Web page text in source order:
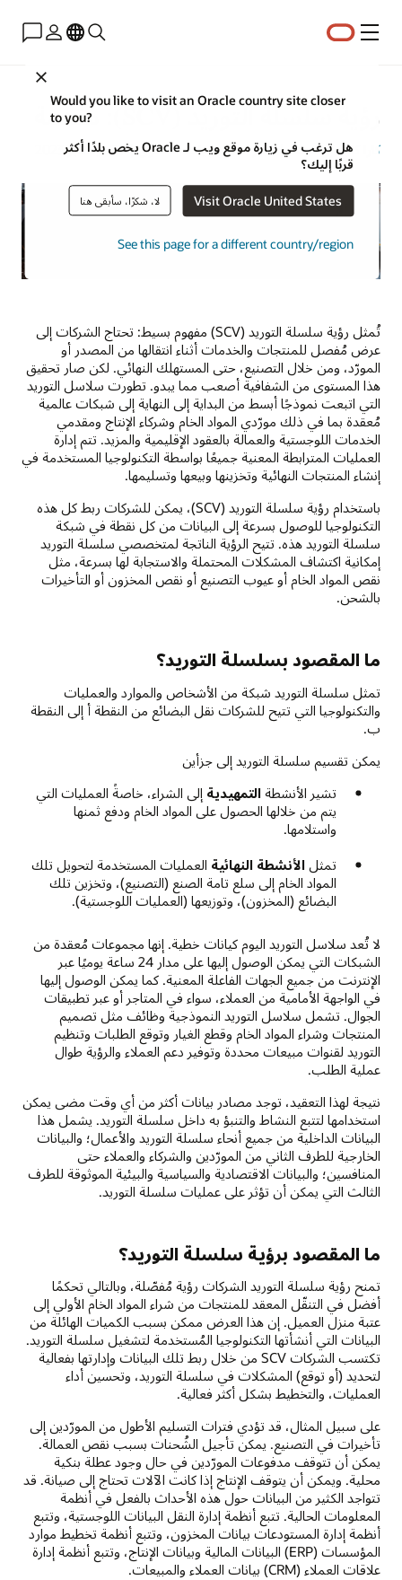
القائمة
Would you like to visit an Oracle country site closer
to you?
هل ترغب في زيارة موقع ويب لـ Oracle يخص بلدًا أكثر
قربًا إليك؟
Visit Oracle United States لا، شكرًا، سأبقى هنا
See this page for a different country/region
رؤية سلسلة التوريد (SCV): مقدمة
كارا كلينتون فولمر| خبير استراتيجيات المحتوى | 20 ديسمبر 2023
تُمثل رؤية سلسلة التوريد (SCV) مفهوم بسيط: تحتاج الشركات إلى
عرض مُفصل للمنتجات والخدمات أثناء انتقالها من المصدر أو
المورّد، ومن خلال التصنيع، حتى المستهلك النهائي. لكن صار تحقيق
هذا المستوى من الشفافية أصعب مما يبدو. تطورت سلاسل التوريد
التي اتبعت نموذجًا أبسط من البداية إلى النهاية إلى شبكات عالمية
مُعقدة بما في ذلك مورّدي المواد الخام وشركاء الإنتاج ومقدمي
الخدمات اللوجستية والعمالة بالعقود الإقليمية والمزيد. تتم إدارة
العمليات المترابطة المعنية جميعًا بواسطة التكنولوجيا المستخدمة في
إنشاء المنتجات النهائية وتخزينها وبيعها وتسليمها.
باستخدام رؤية سلسلة التوريد (SCV)، يمكن للشركات ربط كل هذه
التكنولوجيا للوصول بسرعة إلى البيانات من كل نقطة في شبكة
سلسلة التوريد هذه. تتيح الرؤية الناتجة لمتخصصي سلسلة التوريد
إمكانية اكتشاف المشكلات المحتملة والاستجابة لها بسرعة، مثل
نقص المواد الخام أو عيوب التصنيع أو نقص المخزون أو التأخيرات
بالشحن.
ما المقصود بسلسلة التوريد؟
تمثل سلسلة التوريد شبكة من الأشخاص والموارد والعمليات
والتكنولوجيا التي تتيح للشركات نقل البضائع من النقطة أ إلى النقطة
ب.
يمكن تقسيم سلسلة التوريد إلى جزأين
تشير الأنشطة التمهيدية إلى الشراء، خاصةً العمليات التي
يتم من خلالها الحصول على المواد الخام ودفع ثمنها
واستلامها.
تمثل الأنشطة النهائية العمليات المستخدمة لتحويل تلك
المواد الخام إلى سلع تامة الصنع (التصنيع)، وتخزين تلك
البضائع (المخزون)، وتوزيعها (العمليات اللوجستية).
لا تُعد سلاسل التوريد اليوم كيانات خطية. إنها مجموعات مُعقدة من
الشبكات التي يمكن الوصول إليها على مدار 24 ساعة يوميًا عبر
الإنترنت من جميع الجهات الفاعلة المعنية. كما يمكن الوصول إليها
في الواجهة الأمامية من العملاء، سواء في المتاجر أو عبر تطبيقات
الجوال. تشمل سلاسل التوريد النموذجية وظائف مثل تصميم
المنتجات وشراء المواد الخام وقطع الغيار وتوقع الطلبات وتنظيم
التوريد لقنوات مبيعات محددة وتوفير دعم العملاء والرؤية طوال
عملية الطلب.
نتيجة لهذا التعقيد، توجد مصادر بيانات أكثر من أي وقت مضى يمكن
استخدامها لتتبع النشاط والتنبؤ به داخل سلسلة التوريد. يشمل هذا
البيانات الداخلية من جميع أنحاء سلسلة التوريد والأعمال؛ والبيانات
الخارجية للطرف الثاني من المورّدين والشركاء والعملاء حتى
المنافسين؛ والبيانات الاقتصادية والسياسية والبيئية الموثوقة للطرف
الثالث التي يمكن أن تؤثر على عمليات سلسلة التوريد.
ما المقصود برؤية سلسلة التوريد؟
تمنح رؤية سلسلة التوريد الشركات رؤية مُفصّلة، وبالتالي تحكمًا
أفضل في التنقّل المعقد للمنتجات من شراء المواد الخام الأولي إلى
عتبة منزل العميل. إن هذا العرض ممكن بسبب الكميات الهائلة من
البيانات التي أنشأتها التكنولوجيا المُستخدمة لتشغيل سلسلة التوريد.
تكتسب الشركات SCV من خلال ربط تلك البيانات وإدارتها بفعالية
لتحديد (أو توقع) المشكلات في سلسلة التوريد، وتحسين أداء
العمليات، والتخطيط بشكل أكثر فعالية.
على سبيل المثال، قد تؤدي فترات التسليم الأطول من المورّدين إلى
تأخيرات في التصنيع. يمكن تأجيل الشُحنات بسبب نقص العمالة.
يمكن أن تتوقف مدفوعات المورّدين في حال وجود عطلة بنكية
محلية. ويمكن أن يتوقف الإنتاج إذا كانت الآلات تحتاج إلى صيانة. قد
تتواجد الكثير من البيانات حول هذه الأحداث بالفعل في أنظمة
المعلومات الحالية. تتبع أنظمة إدارة النقل البيانات اللوجستية، وتتبع
أنظمة إدارة المستودعات بيانات المخزون، وتتبع أنظمة تخطيط موارد
المؤسسات (ERP) البيانات المالية وبيانات الإنتاج، وتتبع أنظمة إدارة
علاقات العملاء (CRM) بيانات العملاء والمبيعات.